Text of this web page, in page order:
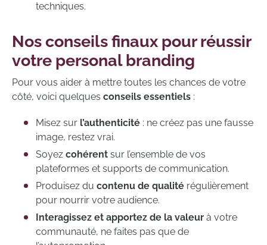
techniques.
Nos conseils finaux pour réussir
votre personal branding
Pour vous aider à mettre toutes les chances de votre
côté, voici quelques conseils essentiels :
Misez sur l’authenticité : ne créez pas une fausse
image, restez vrai.
Soyez cohérent sur l’ensemble de vos
plateformes et supports de communication.
Produisez du contenu de qualité régulièrement
pour nourrir votre audience.
Interagissez et apportez de la valeur à votre
communauté, ne faites pas que de